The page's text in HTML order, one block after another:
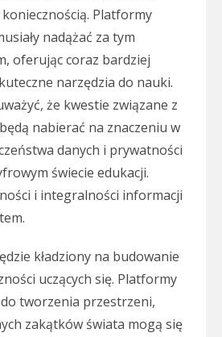
Platformy
nadążać za tym
oferując coraz bardziej
narzędzia do nauki.
że kwestie związane z
nabierać na znaczeniu w
danych i prywatności
świecie edukacji.
i integralności informacji
kładziony na budowanie
uczących się. Platformy
tworzenia przestrzeni,
zakątków świata mogą się